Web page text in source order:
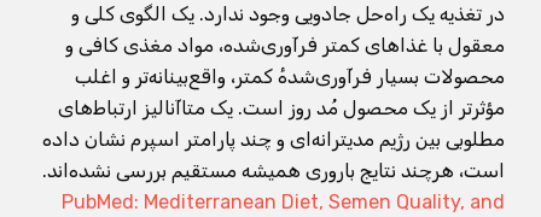
در تغذیه یک راه‌حل جادویی وجود ندارد. یک الگوی کلی و
معقول با غذاهای کمتر فرآوری‌شده، مواد مغذی کافی و
محصولات بسیار فرآوری‌شدهٔ کمتر، واقع‌بینانه‌تر و اغلب
مؤثرتر از یک محصول مُد روز است. یک متاآنالیز ارتباط‌های
مطلوبی بین رژیم مدیترانه‌ای و چند پارامتر اسپرم نشان داده
است، هرچند نتایج باروری همیشه مستقیم بررسی نشده‌اند.
PubMed: Mediterranean Diet, Semen Quality, and